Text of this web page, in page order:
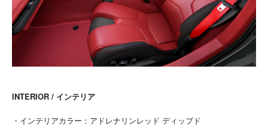
INTERIOR / インテリア
・インテリアカラー：アドレナリンレッド ディップド